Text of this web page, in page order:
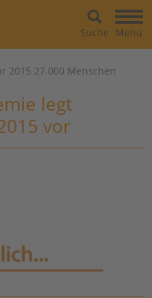
Menü
Suche
2015 27.000 Menschen
legt
vor